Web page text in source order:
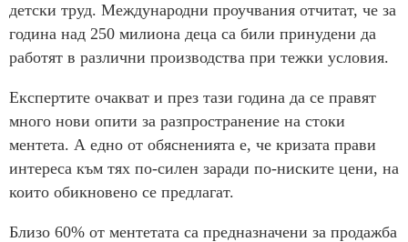
детски труд. Международни проучвания отчитат, че за
година над 250 милиона деца са били принудени да
работят в различни производства при тежки условия.
Експертите очакват и през тази година да се правят
много нови опити за разпространение на стоки
ментета. А едно от обясненията е, че кризата прави
интереса към тях по-силен заради по-ниските цени, на
които обикновено се предлагат.
Близо 60% от ментетата са предназначени за продажба